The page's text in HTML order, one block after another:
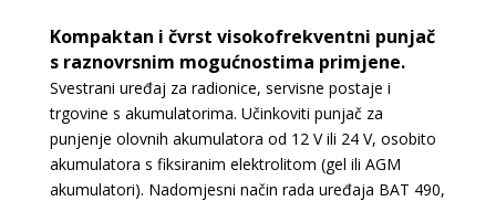
Kompaktan i čvrst visokofrekventni punjač
s raznovrsnim mogućnostima primjene.
Svestrani uređaj za radionice, servisne postaje i
trgovine s akumulatorima. Učinkoviti punjač za
punjenje olovnih akumulatora od 12 V ili 24 V, osobito
akumulatora s fiksiranim elektrolitom (gel ili AGM
akumulatori). Nadomjesni način rada uređaja BAT 490,